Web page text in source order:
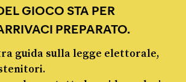
GIOCO STA PER
PREPARATO.
guida sulla legge elettorale,
© Pagella Politica 2012 - 2026